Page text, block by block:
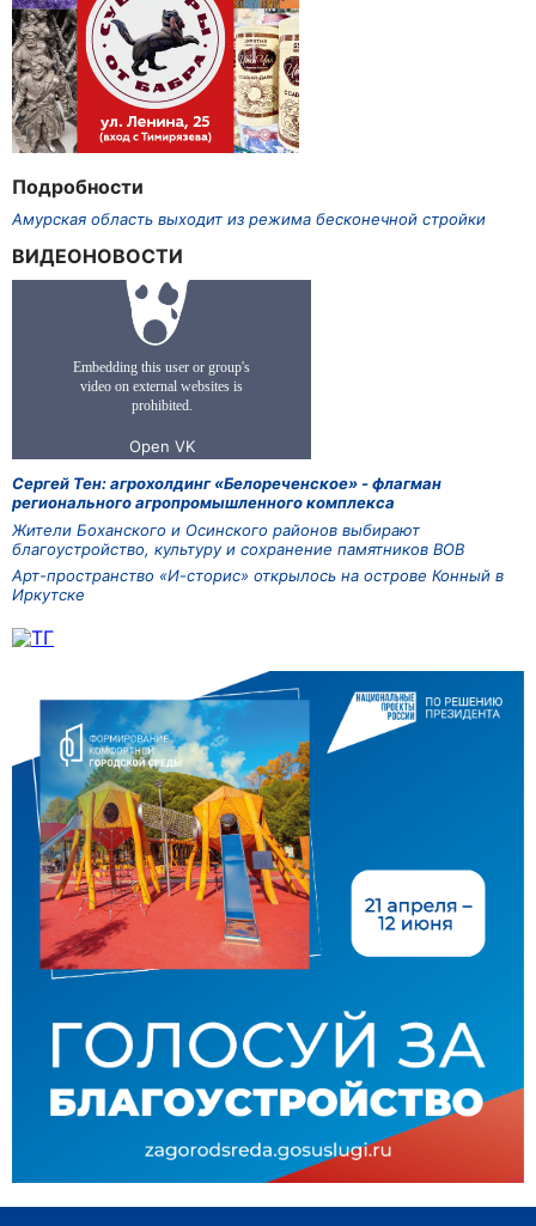
Подробности
Амурская область выходит из режима бесконечной стройки
ВИДЕОНОВОСТИ
Сергей Тен: агрохолдинг «Белореченское» - флагман
регионального агропромышленного комплекса
Жители Боханского и Осинского районов выбирают
благоустройство, культуру и сохранение памятников ВОВ
Арт-пространство «И-сторис» открылось на острове Конный в
Иркутске